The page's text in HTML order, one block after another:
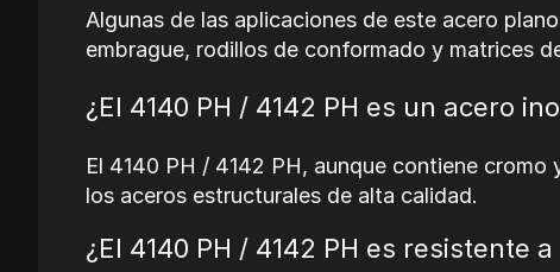
Algunas de las aplicaciones de este acero
embrague, rodillos de conformado y matrices
¿El 4140 PH / 4142 PH es un acero
El 4140 PH / 4142 PH, aunque contiene
los aceros estructurales de alta calidad.
¿El 4140 PH / 4142 PH es resistente a